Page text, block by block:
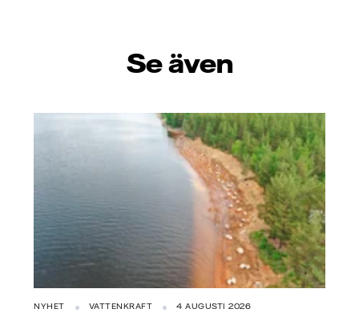
Se även
NYHET VATTENKRAFT 4 AUGUSTI 2026